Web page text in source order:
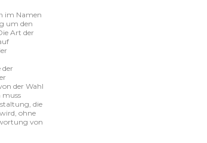
im Namen
um den
Art der
der
der Wahl
muss
die
ohne
von